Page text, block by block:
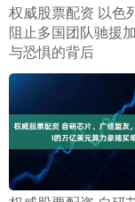
权威股票配资 以色
阻止多国团队驰援
与恐惧的背后